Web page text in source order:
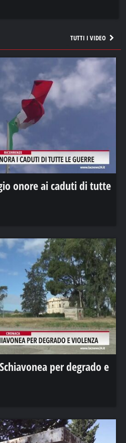
TUTTI I VIDEO
onore ai caduti di tutte
per degrado e